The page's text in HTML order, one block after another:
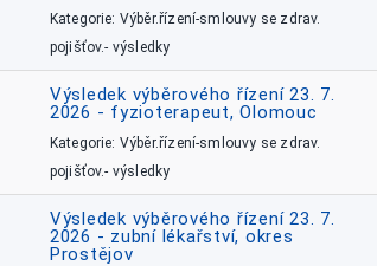
Kategorie: Výběr.řízení-smlouvy se zdrav.
pojišťov.- výsledky
Výsledek výběrového řízení 23. 7.
2026 - fyzioterapeut, Olomouc
Kategorie: Výběr.řízení-smlouvy se zdrav.
pojišťov.- výsledky
Výsledek výběrového řízení 23. 7.
2026 - zubní lékařství, okres
Prostějov